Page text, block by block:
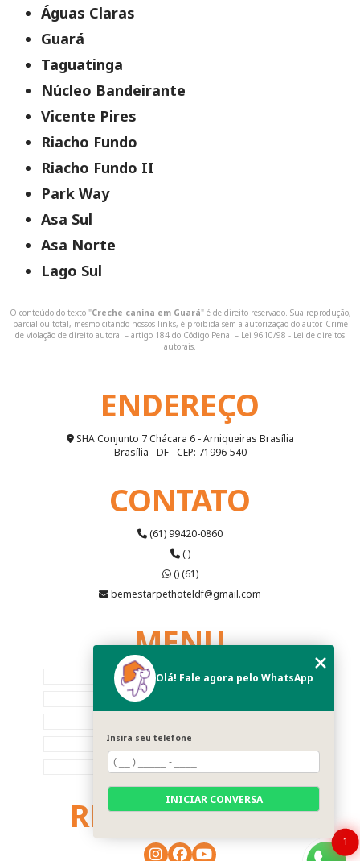
Águas Claras
Guará
Taguatinga
Núcleo Bandeirante
Vicente Pires
Riacho Fundo
Riacho Fundo II
Park Way
Asa Sul
Asa Norte
Lago Sul
O conteúdo do texto "Creche canina em Guará" é de direito reservado. Sua reprodução,
parcial ou total, mesmo citando nossos links, é proibida sem a autorização do autor. Crime
de violação de direito autoral – artigo 184 do Código Penal – Lei 9610/98 - Lei de direitos
autorais.
ENDEREÇO
SHA Conjunto 7 Chácara 6 - Arniqueiras Brasília
Brasília - DF - CEP: 71996-540
CONTATO
(61) 99420-0860
( )
() (61)
bemestarpethoteldf@gmail.com
MENU
HOME
CATEGORIAS
MAPA DO SITE
REDES SOCIAIS
1
Olá! Fale agora pelo WhatsApp
Insira seu telefone
INICIAR CONVERSA